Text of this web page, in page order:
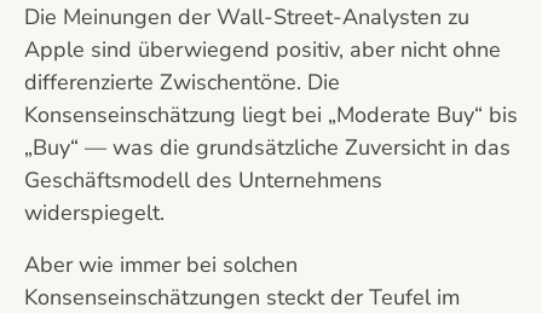
Die Meinungen der Wall-Street-Analysten zu
Apple sind überwiegend positiv, aber nicht ohne
differenzierte Zwischentöne. Die
Konsenseinschätzung liegt bei „Moderate Buy“ bis
„Buy“ — was die grundsätzliche Zuversicht in das
Geschäftsmodell des Unternehmens
widerspiegelt.
Aber wie immer bei solchen
Konsenseinschätzungen steckt der Teufel im